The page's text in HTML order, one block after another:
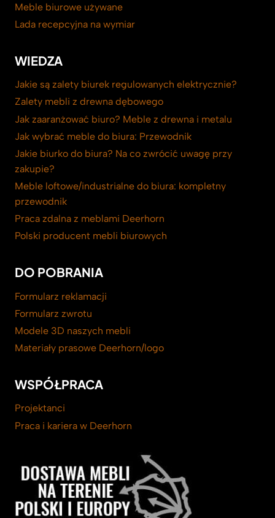
Meble biurowe używane
Lada recepcyjna na wymiar
WIEDZA
Jakie są zalety biurek regulowanych elektrycznie?
Zalety mebli z drewna dębowego
Jak zaaranżować biuro? Meble z drewna i metalu
Jak wybrać meble do biura: Przewodnik
Jakie biurko do biura? Na co zwrócić uwagę przy
zakupie?
Meble loftowe/industrialne do biura: kompletny
przewodnik
Praca zdalna z meblami Deerhorn
Polski producent mebli biurowych
DO POBRANIA
Formularz reklamacji
Formularz zwrotu
Modele 3D naszych mebli
Materiały prasowe Deerhorn/logo
WSPÓŁPRACA
Projektanci
Praca i kariera w Deerhorn